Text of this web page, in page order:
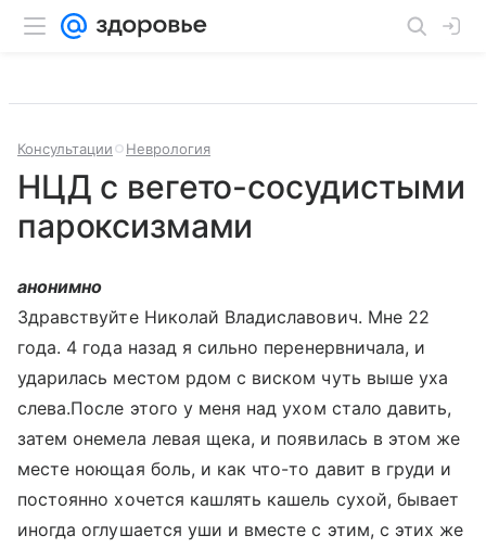
Консультации Неврология
НЦД с вегето-сосудистыми
пароксизмами
анонимно
Здравствуйте Николай Владиславович. Мне 22
года. 4 года назад я сильно перенервничала, и
ударилась местом рдом с виском чуть выше уха
слева.После этого у меня над ухом стало давить,
затем онемела левая щека, и появилась в этом же
месте ноющая боль, и как что-то давит в груди и
постоянно хочется кашлять кашель сухой, бывает
иногда оглушается уши и вместе с этим, с этих же